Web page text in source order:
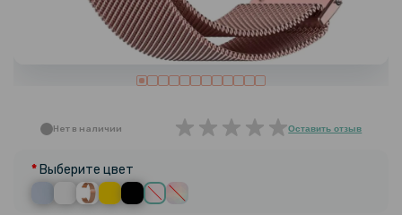
Нет в наличии Оставить отзыв
Выберите цвет